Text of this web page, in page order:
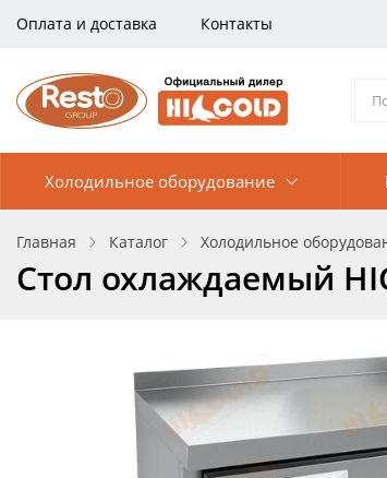
Оплата и доставка Контакты
Холодильное оборудование
Главная Каталог Холодильное
Стол охлаждаемый